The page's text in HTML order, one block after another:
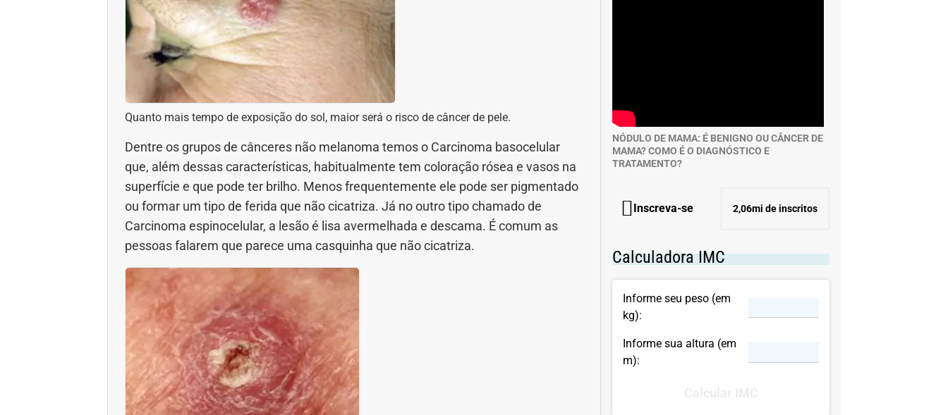
Quanto mais tempo de exposição do sol, maior será o risco de câncer de pele.
Dentre os grupos de cânceres não melanoma temos o Carcinoma basocelular
que, além dessas características, habitualmente tem coloração rósea e vasos na
superfície e que pode ter brilho. Menos frequentemente ele pode ser pigmentado
ou formar um tipo de ferida que não cicatriza. Já no outro tipo chamado de
Carcinoma espinocelular, a lesão é lisa avermelhada e descama. É comum as
pessoas falarem que parece uma casquinha que não cicatriza.
NÓDULO DE MAMA: É BENIGNO OU CÂNCER DE
MAMA? COMO É O DIAGNÓSTICO E
TRATAMENTO?
Inscreva-se 2,06mi de inscritos
Calculadora IMC
Informe seu peso (em
kg):
Informe sua altura (em
m):